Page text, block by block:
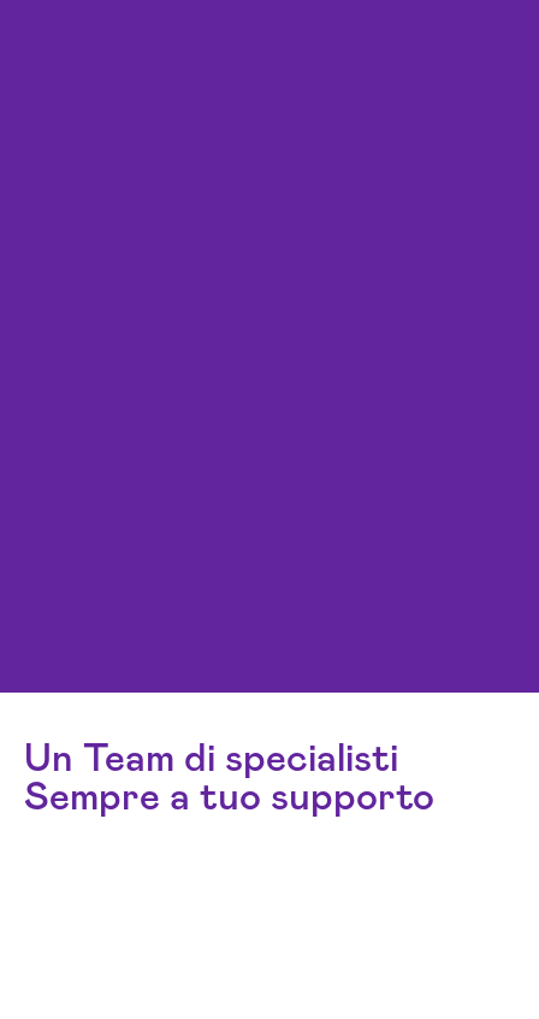
Un Team di specialisti
Sempre a tuo supporto